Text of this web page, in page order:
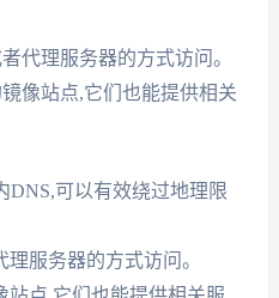
代理服务器的方式访问。
像站点,它们也能提供相关
DNS,可以有效绕过地理限
服务器的方式访问。